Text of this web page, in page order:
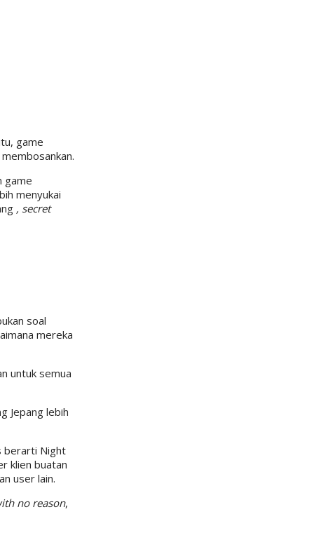
game
game
menyukai
, secret
soal
mereka
untuk semua
Jepang lebih
berarti Night
klien buatan
user lain.
no reason,